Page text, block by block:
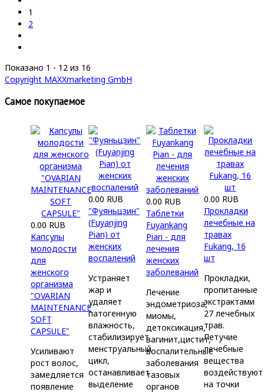
1
2
Показано 1 - 12 из 16
Copyright MAXXmarketing GmbH
Самое покупаемое
0.00 RUB
Капсулы
молодости
для
женского
организма
"OVARIAN
MAINTENANCE
SOFT
CAPSULE"
Усиливают
рост волос,
замедляется
появление
0.00 RUB
"Фуяньцзин"
(Fuyanjing
Pian) от
женских
воспалений
Устраняет
жар и
удаляет
патогенную
влажность,
стабилизирует
менструальный
цикл,
останавливает
выделение
0.00 RUB
Таблетки
Fuyankang
Pian - для
лечения
женских
заболеваний
Лечение
эндометриоза,
миомы,
детоксикация,
вагинит,цистит,
воспалительные
заболевания
тазовых
органов
0.00 RUB
Прокладки
лечебные на
травах
Fukang, 16
шт
Прокладки,
пропитанные
экстрактами
27 лечебных
трав.
Летучие
лечебные
вещества
воздействуют
на точки